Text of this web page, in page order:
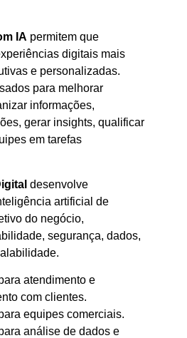
IA permitem que
digitais mais
e personalizadas.
para melhorar
informações,
gerar insights, qualificar
em tarefas
desenvolve
artificial de
do negócio,
segurança, dados,
atendimento e
com clientes.
equipes comerciais.
análise de dados e